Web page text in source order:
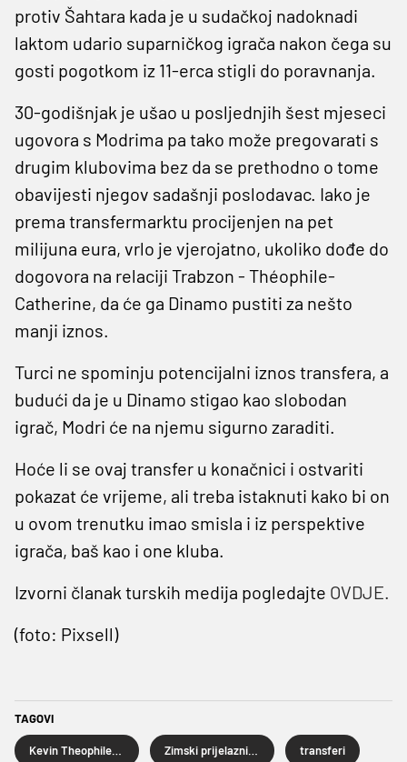
protiv Šahtara kada je u sudačkoj nadoknadi
laktom udario suparničkog igrača nakon čega su
gosti pogotkom iz 11-erca stigli do poravnanja.
30-godišnjak je ušao u posljednjih šest mjeseci
ugovora s Modrima pa tako može pregovarati s
drugim klubovima bez da se prethodno o tome
obavijesti njegov sadašnji poslodavac. Iako je
prema transfermarktu procijenjen na pet
milijuna eura, vrlo je vjerojatno, ukoliko dođe do
dogovora na relaciji Trabzon - Théophile-
Catherine, da će ga Dinamo pustiti za nešto
manji iznos.
Turci ne spominju potencijalni iznos transfera, a
budući da je u Dinamo stigao kao slobodan
igrač, Modri će na njemu sigurno zaraditi.
Hoće li se ovaj transfer u konačnici i ostvariti
pokazat će vrijeme, ali treba istaknuti kako bi on
u ovom trenutku imao smisla i iz perspektive
igrača, baš kao i one kluba.
Izvorni članak turskih medija pogledajte OVDJE.
(foto: Pixsell)
TAGOVI
transferi